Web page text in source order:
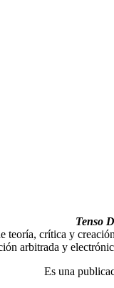
Tenso
teoría, crítica y
arbitrada y
Es una